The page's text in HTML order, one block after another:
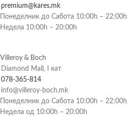
premium@kares.mk
Понеделник до Сабота 10:00h – 22:00h
Недела 10:00h – 20:00h
Villeroy & Boch
Diamond Mall, I кат
078-365-814
info@villeroy-boch.mk
Понеделник до Сабота 10:00h – 22:00h
Недела од 10:00h – 20:00h